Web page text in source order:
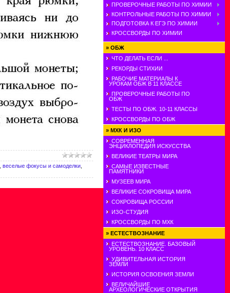
веселые фокусы и самоделки
ПРОВЕРОЧНЫЕ РАБОТЫ ПО ХИМИИ
КОНТРОЛЬНЫЕ РАБОТЫ ПО ХИМИИ
ПОДГОТОВКА К ЕГЭ ПО ХИМИИ
КРОССВОРДЫ ПО ХИМИИ
» ОБЖ
ЧТО ДЕЛАТЬ ЕСЛИ ...
РЕКОРДЫ СТИХИИ
РАБОЧИЕ МАТЕРИАЛЫ К
УРОКАМ ОБЖ В 11 КЛАССЕ
ПРОВЕРОЧНЫЕ РАБОТЫ ПО
ОБЖ
ТЕСТЫ ПО ОБЖ. 10-11 КЛАССЫ
КРОССВОРДЫ ПО ОБЖ
» МХК И ИЗО
СОВРЕМЕННАЯ
ЭНЦИКЛОПЕДИЯ ИСКУССТВА
ВЕЛИКИЕ ТЕАТРЫ МИРА
САМЫЕ ИЗВЕСТНЫЕ
ПАМЯТНИКИ
МУЗЕЕВ МИРА
ВЕЛИКИЕ СОКРОВИЩА МИРА
СОКРОВИЩА РОССИИ
ИЗО-СТУДИЯ
КРОССВОРДЫ ПО МХК
» ЕСТЕСТВОЗНАНИЕ
ЕСТЕСТВОЗНАНИЕ. БАЗОВЫЙ
УРОВЕНЬ. 10 КЛАСС
УДИВИТЕЛЬНАЯ ИСТОРИЯ
ЗЕМЛИ
ИСТОРИЯ ОСВОЕНИЯ ЗЕМЛИ
ВЕЛИЧАЙШИЕ
АРХЕОЛОГИЧЕСКИЕ ОТКРЫТИЯ